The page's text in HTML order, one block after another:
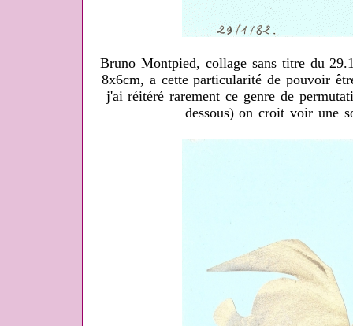
Bruno Montpied, collage sans titre du
8x6cm, a cette particularité de pouvoir
j'ai réitéré rarement ce genre de
dessous) on croit voir une